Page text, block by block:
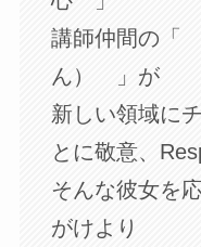
講師仲間の「
ん） 」が
新しい領域に
とに敬意、
そんな彼女を
がけより